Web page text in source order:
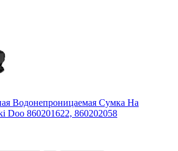
Водонепроницаемая Сумка На
Doo 860201622, 860202058